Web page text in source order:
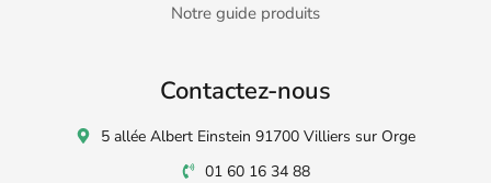
Notre guide produits
Contactez-nous
5 allée Albert Einstein 91700 Villiers sur Orge
01 60 16 34 88